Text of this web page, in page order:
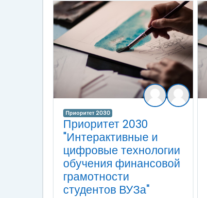
Приоритет 2030
Приоритет 2030
"Интерактивные и
цифровые технологии
обучения финансовой
грамотности
студентов ВУЗа"